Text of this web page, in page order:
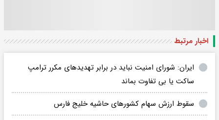
اخبار مرتبط
ایران: شورای امنیت نباید در برابر تهدیدهای مکرر ترامپ
ساکت یا بی تفاوت بماند
سقوط ارزش سهام کشورهای حاشیه خلیج فارس